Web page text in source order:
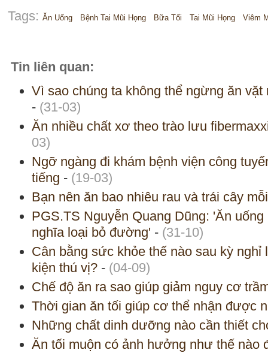
Tags: Ăn Uống Bệnh Tai Mũi Họng Bữa Tối Tai Mũi Họng Viêm
Tin liên quan:
Vì sao chúng ta không thể ngừng ăn vặt
- (31-03)
Ăn nhiều chất xơ theo trào lưu
03)
Ngỡ ngàng đi khám bệnh viện công
tiếng - (19-03)
Bạn nên ăn bao nhiêu rau và trái cây
PGS.TS Nguyễn Quang Dũng: 'Ăn
nghĩa loại bỏ đường' - (31-10)
Cân bằng sức khỏe thế nào sau kỳ
kiện thú vị? - (04-09)
Chế độ ăn ra sao giúp giảm nguy cơ
Thời gian ăn tối giúp cơ thể nhận được
Những chất dinh dưỡng nào cần thiết
Ăn tối muộn có ảnh hưởng như thế nào